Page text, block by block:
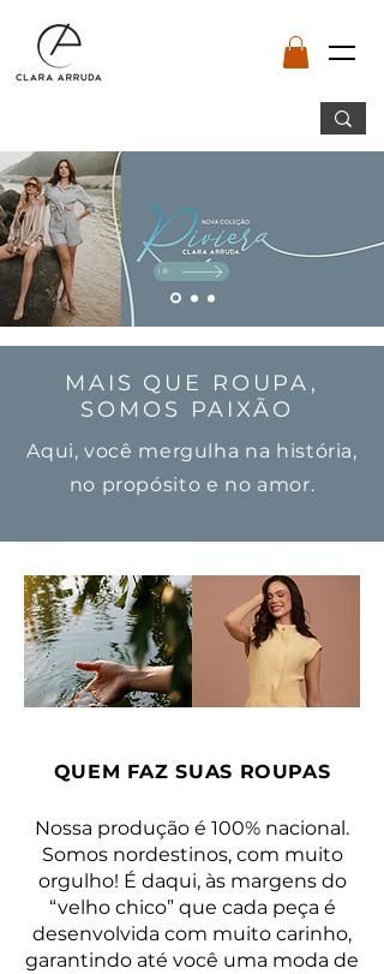
IR
MAIS QUE ROUPA,
SOMOS PAIXÃO
Aqui, você mergulha na história,
no propósito e no amor.
QUEM FAZ SUAS ROUPAS
Nossa produção é 100% nacional.
Somos nordestinos, com muito
orgulho! É daqui, às margens do
“velho chico” que cada peça é
desenvolvida com muito carinho,
garantindo até você uma moda de